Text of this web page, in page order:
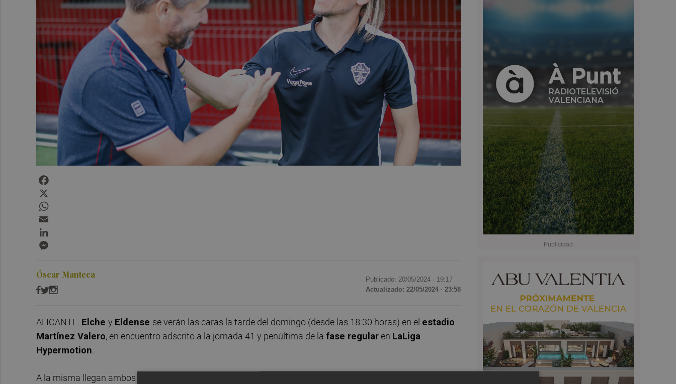
Óscar Manteca Publicado: 20/05/2024 · 19:17
Actualizado: 22/05/2024 · 23:58
ALICANTE. Elche y Eldense se verán las caras la tarde del domingo (desde las 18:30 horas) en el estadio
Martínez Valero, en encuentro adscrito a la jornada 41 y penúltima de la fase regular en LaLiga
Hypermotion.
A la misma llegan ambos con opciones de alcanzar su objetivo: el ascenso en el caso de los franjiverdes y la